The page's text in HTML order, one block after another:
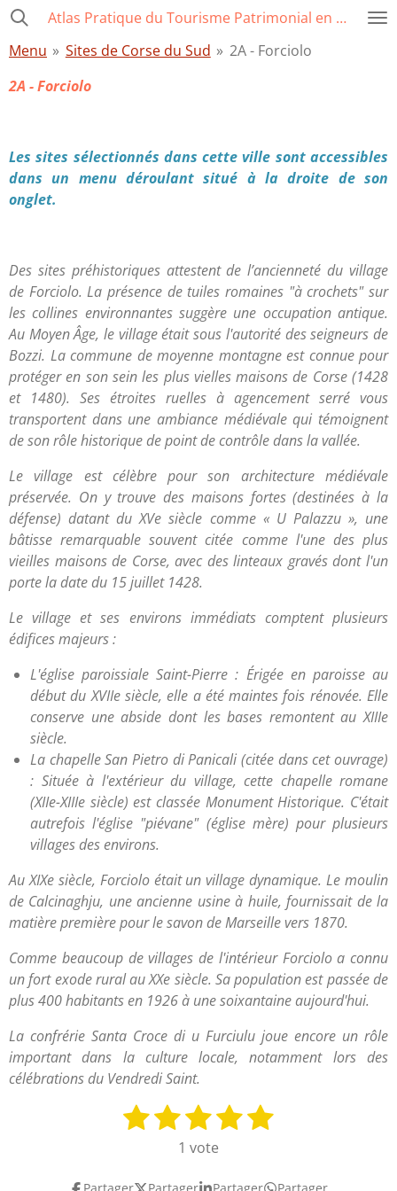
Passer
contenu
principal
Atlas Pratique du Tourisme Patrimonial en Corse
Menu » Sites de Corse du Sud » 2A - Forciolo
2A - Forciolo
Les sites sélectionnés dans cette ville sont accessibles
dans un menu déroulant situé à la droite de son
onglet.
Des sites préhistoriques attestent de l’ancienneté du village
de Forciolo. La présence de tuiles romaines "à crochets" sur
les collines environnantes suggère une occupation antique.
Au Moyen Âge, le village était sous l'autorité des seigneurs de
Bozzi. La commune de moyenne montagne est connue pour
protéger en son sein les plus vielles maisons de Corse (1428
et 1480). Ses étroites ruelles à agencement serré vous
transportent dans une ambiance médiévale qui témoignent
de son rôle historique de point de contrôle dans la vallée.
Le village est célèbre pour son architecture médiévale
préservée. On y trouve des maisons fortes (destinées à la
défense) datant du XVe siècle comme « U Palazzu », une
bâtisse remarquable souvent citée comme l'une des plus
vieilles maisons de Corse, avec des linteaux gravés dont l'un
porte la date du 15 juillet 1428.
Le village et ses environs immédiats comptent plusieurs
édifices majeurs :
L'église paroissiale Saint-Pierre : Érigée en paroisse au
début du XVIIe siècle, elle a été maintes fois rénovée. Elle
conserve une abside dont les bases remontent au XIIIe
siècle.
La chapelle San Pietro di Panicali (citée dans cet ouvrage)
: Située à l'extérieur du village, cette chapelle romane
(XIIe-XIIIe siècle) est classée Monument Historique. C'était
autrefois l'église "piévane" (église mère) pour plusieurs
villages des environs.
Au XIXe siècle, Forciolo était un village dynamique. Le moulin
de Calcinaghju, une ancienne usine à huile, fournissait de la
matière première pour le savon de Marseille vers 1870.
Comme beaucoup de villages de l'intérieur Forciolo a connu
un fort exode rural au XXe siècle. Sa population est passée de
plus 400 habitants en 1926 à une soixantaine aujourd'hui.
La confrérie Santa Croce di u Furciulu joue encore un rôle
important dans la culture locale, notamment lors des
célébrations du Vendredi Saint.
1 2 3
é
4
é
5
1 vote